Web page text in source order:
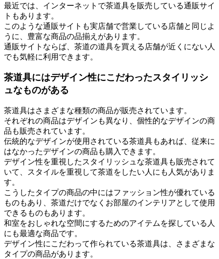
最近では、インターネットで茶道具を販売している通販サイ
トもあります。
このような通販サイトも実店舗で営業している店舗と同じよ
うに、豊富な商品の品揃えがあります。
通販サイトならば、茶道の道具を買える店舗が近くにない人
でも気軽に利用できます。
茶道具にはデザイン性にこだわったスタイリッシ
ュなものがある
茶道具はさまざまな種類の商品が販売されています。
それぞれの商品はデザインも異なり、個性的なデザインの商
品も販売されています。
伝統的なデザインが使用されている茶道具もあれば、従来に
はなかったデザインの商品も購入できます。
デザイン性を重視したスタイリッシュな茶道具も販売されて
いて、スタイルを重視して茶道をしたい人にも人気がありま
す。
こうしたタイプの商品の中にはファッション性が優れている
ものもあり、茶道だけでなくお部屋のインテリアとして使用
できるものもあります。
和室をおしゃれな空間にするためのアイテムを探している人
にも最適な商品です。
デザイン性にこだわって作られている茶道具は、さまざまな
タイプの商品があります。